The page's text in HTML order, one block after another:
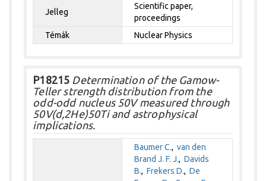
Jelleg
Scientific paper,
proceedings
Témák
Nuclear Physics
P18215 Determination of the Gamow-
Teller strength distribution from the
odd-odd nucleus 50V measured through
50V(d,2He)50Ti and astrophysical
implications.
Baumer C.,van den
Brand J. F. J.,Davids
B.,Frekers D.,De